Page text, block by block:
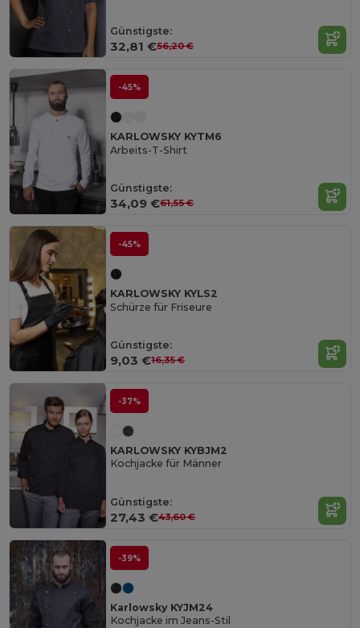
Günstigste:
32,81 €56,20 €
-45%
KARLOWSKY KYTM6
Arbeits-T-Shirt
Günstigste:
34,09 €61,55 €
-45%
KARLOWSKY KYLS2
Schürze für Friseure
Günstigste:
9,03 €16,35 €
-37%
KARLOWSKY KYBJM2
Kochjacke für Männer
Günstigste:
27,43 €43,60 €
-39%
Karlowsky KYJM24
Kochjacke im Jeans-Stil